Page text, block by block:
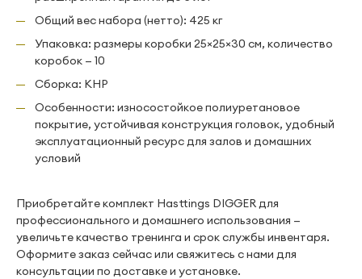
Общий вес набора (нетто): 425 кг
Упаковка: размеры коробки 25×25×30 см, количество
коробок — 10
Сборка: КНР
Особенности: износостойкое полиуретановое
покрытие, устойчивая конструкция головок, удобный
эксплуатационный ресурс для залов и домашних
условий
Приобретайте комплект Hasttings DIGGER для
профессионального и домашнего использования —
увеличьте качество тренинга и срок службы инвентаря.
Оформите заказ сейчас или свяжитесь с нами для
консультации по доставке и установке.